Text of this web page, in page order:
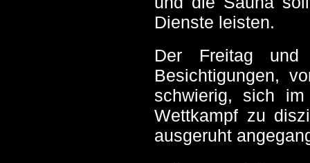
Dienste leisten.
Der Freitag
Besichtigungen,
schwierig, sich
Wettkampf zu
ausgeruht